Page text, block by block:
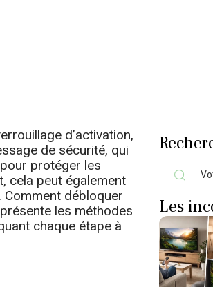
d’activation,
de sécurité, qui
protéger les
cela peut également
débloquer
les méthodes
chaque étape à
Les